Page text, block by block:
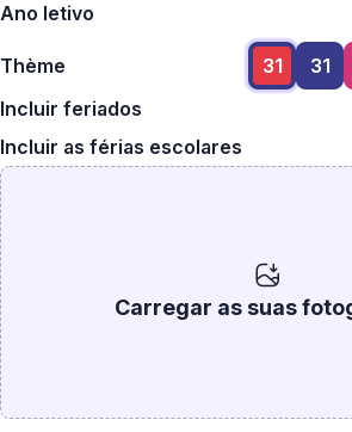
Ano letivo
Thème 31 31
Incluir feriados
Incluir as férias escolares
Carregar as suas